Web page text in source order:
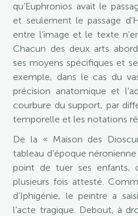
qu’Euphronios avait le
et seulement le passage
entre l’image et le texte
Chacun des deux arts
ses moyens spécifiques et
exemple, dans le cas du
précision anatomique et
courbure du support, par
temporelle et les notations
De la « Maison des
tableau d’époque
point de tuer ses enfants,
plusieurs fois attesté.
d’Iphigénie, le peintre a
l’acte tragique. Debout, à